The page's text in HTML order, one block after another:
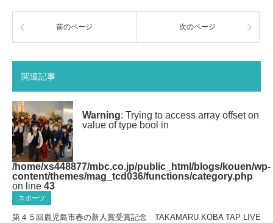
前のページ 次のページ
関連記事
Warning: Trying to access array offset on
value of type bool in
/home/xs448877/mbc.co.jp/public_html/blogs/kouen/wp-
content/themes/mag_tcd036/functions/category.php
on line 43
スポーツ
第４５回鹿児島市春の新人賞受賞記念 TAKAMARU KOBA TAP LIVE